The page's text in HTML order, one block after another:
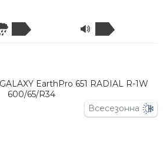
Всесезонна